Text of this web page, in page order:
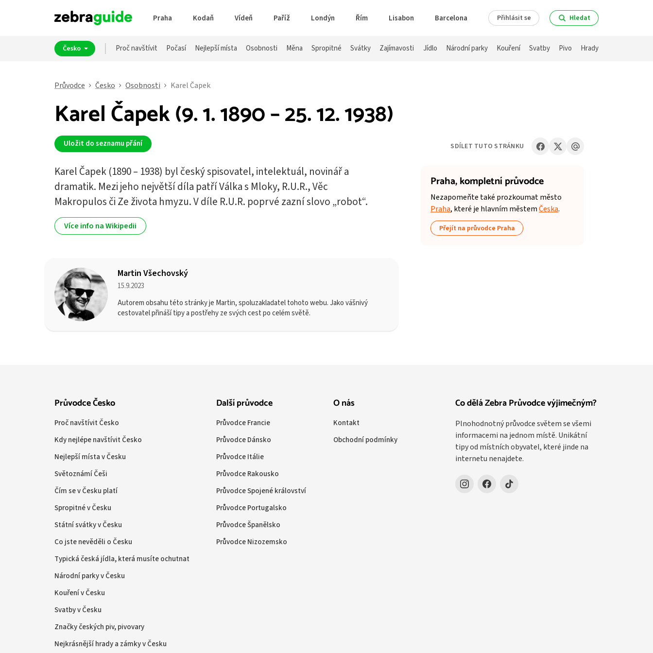
Praha Kodaň Vídeň Paříž Londýn Řím Lisabon Barcelona Přihlásit se Hledat
Česko Proč navštívit Počasí Nejlepší místa Osobnosti Měna Spropitné Svátky Zajímavosti Jídlo Národní parky Kouření Svatby Pivo Hrady
Průvodce Česko Osobnosti Karel Čapek
Karel Čapek (9. 1. 1890 – 25. 12. 1938)
Uložit do seznamu přání
Karel Čapek (1890 – 1938) byl český spisovatel, intelektuál, novinář a
dramatik. Mezi jeho největší díla patří Válka s Mloky, R.U.R., Věc
Makropulos či Ze života hmyzu. V díle R.U.R. poprvé zazní slovo „robot“.
Více info na Wikipedii
Martin Všechovský
15.9.2023
Autorem obsahu této stránky je Martin, spoluzakladatel tohoto webu. Jako vášnivý
cestovatel přináší tipy a postřehy ze svých cest po celém světě.
Praha,kompletní průvodce
Nezapomeňte také prozkoumat město
Praha, které je hlavním městemČeska.
Přejít na průvodce Praha
SDÍLET TUTO STRÁNKU
Co dělá Zebra Průvodce výjimečným?
Plnohodnotný průvodce světem se všemi
informacemi na jednom místě. Unikátní
tipy od místních obyvatel, které jinde na
internetu nenajdete.
Průvodce Česko
Proč navštívit Česko
Kdy nejlépe navštívit Česko
Nejlepší místa v Česku
Světoznámí Češi
Čím se v Česku platí
Spropitné v Česku
Státní svátky v Česku
Co jste nevěděli o Česku
Typická česká jídla, která musíte ochutnat
Národní parky v Česku
Kouření v Česku
Svatby v Česku
Značky českých piv, pivovary
Nejkrásnější hrady a zámky v Česku
Další průvodce
Průvodce Francie
Průvodce Dánsko
Průvodce Itálie
Průvodce Rakousko
Průvodce Spojené království
Průvodce Portugalsko
Průvodce Španělsko
Průvodce Nizozemsko
O nás
Kontakt
Obchodní podmínky